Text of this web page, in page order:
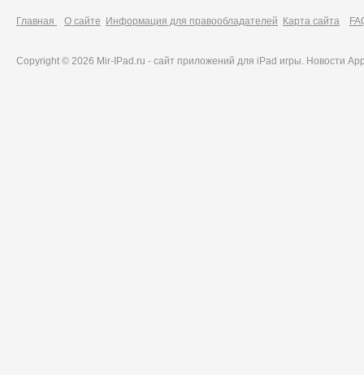
Главная О сайте Информация для правообладателей Карта сайта
Copyright © 2026 Mir-IPad.ru - сайт приложений для iPad игры. Новости